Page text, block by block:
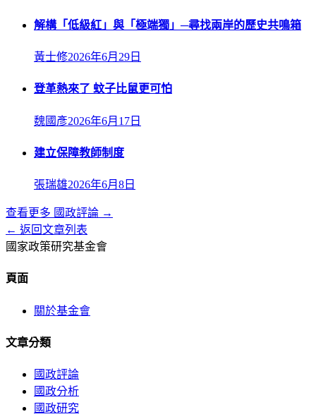
解構「低級紅」與「極端獨」─尋找兩岸的歷史共鳴箱
黃士修2026年6月29日
登革熱來了 蚊子比鼠更可怕
魏國彥2026年6月17日
建立保障教師制度
張瑞雄2026年6月8日
查看更多 國政評論 →
← 返回文章列表
國家政策研究基金會
頁面
關於基金會
文章分類
國政評論
國政分析
國政研究